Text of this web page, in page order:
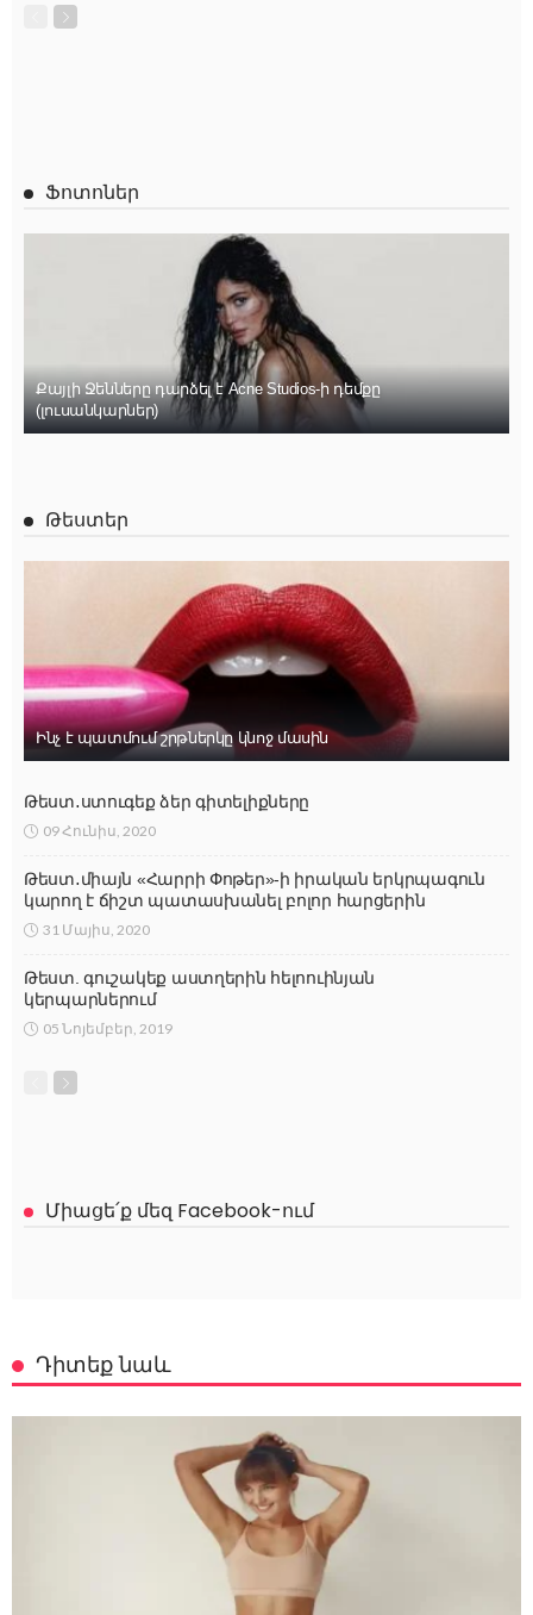
Ֆոտոներ
Քայլի Ջենները դարձել է Acne Studios-ի դեմքը
(լուսանկարներ)
Թեստեր
Ինչ է պատմում շրթներկը կնոջ մասին
Թեստ․ստուգեք ձեր գիտելիքները
09 Հունիս, 2020
Թեստ․միայն «Հարրի Փոթեր»-ի իրական երկրպագուն
կարող է ճիշտ պատասխանել բոլոր հարցերին
31 Մայիս, 2020
Թեստ. գուշակեք աստղերին հելոուինյան
կերպարներում
05 Նոյեմբեր, 2019
Միացե՛ք մեզ Facebook-ում
Դիտեք նաև